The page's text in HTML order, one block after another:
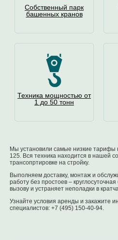
Собственный парк
башенных кранов
Техника мощностью от
1 до 50 тонн
Мы установили самые низкие тарифы
125. Вся техника находится в нашей
трансопртировке на стройку.
Выполняем доставку, монтаж и
работу без простоев –
вызову и устраняет неполадки в
Узнайте условия аренды и закажите
специалистов: +7 (495) 150-40-94.